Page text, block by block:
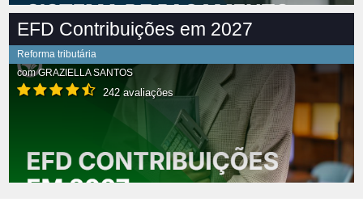
EFD Contribuições em 2027
Reforma tributária
comGRAZIELLA SANTOS
242 avaliações